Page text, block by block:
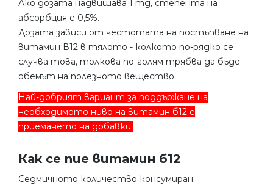
Ако дозата надвишава 1 mg, степента на
абсорбция е 0,5%.
Дозата зависи от честотата на постъпване на
витамин В12 в тялото - колкото по-рядко се
случва това, толкова по-голям трябва да бъде
обемът на полезното вещество.
Най-добрият вариант за поддържане на
необходимото ниво на витамин б12 е
приемането на добавки.
Как се пие витамин б12
Седмичното количество консумиран